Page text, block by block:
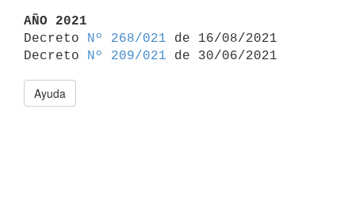
AÑO 2021
Decreto
Nº 268/021 de 16/08/2021
Decreto
Nº 209/021
Ayuda